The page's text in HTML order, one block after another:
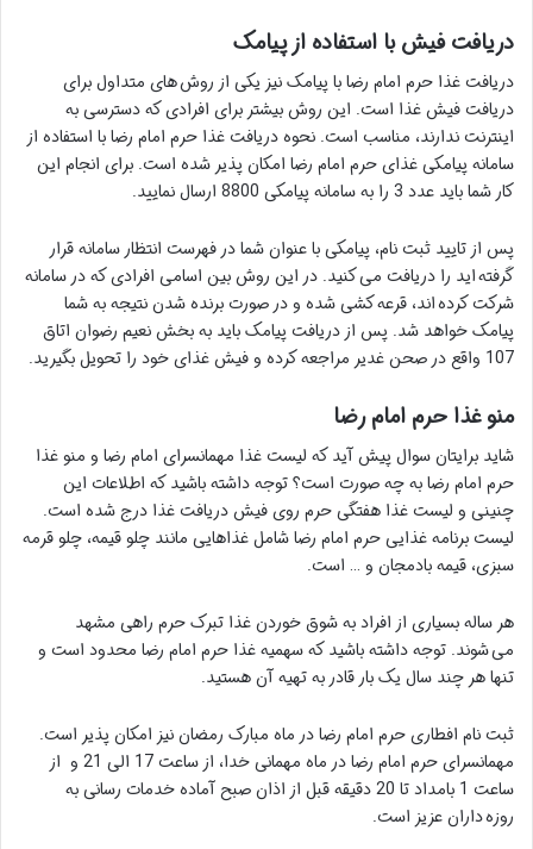
دریافت فیش با استفاده از پیامک
دریافت غذا حرم امام رضا با پیامک نیز یکی از روش های متداول برای
دریافت فیش غذا است. این روش بیشتر برای افرادی که دسترسی به
اینترنت ندارند، مناسب است. نحوه دریافت غذا حرم امام رضا با استفاده از
سامانه پیامکی غذای حرم امام رضا امکان پذیر شده است. برای انجام این
کار شما باید عدد 3 را به سامانه پیامکی 8800 ارسال نمایید.
پس از تایید ثبت نام، پیامکی با عنوان شما در فهرست انتظار سامانه قرار
گرفته اید را دریافت می کنید. در این روش بین اسامی افرادی که در سامانه
شرکت کرده اند، قرعه کشی شده و در صورت برنده شدن نتیجه به شما
پیامک خواهد شد. پس از دریافت پیامک باید به بخش نعیم رضوان اتاق
107 واقع در صحن غدیر مراجعه کرده و فیش غذای خود را تحویل بگیرید.
منو غذا حرم امام رضا
شاید برایتان سوال پیش آید که لیست غذا مهمانسرای امام رضا و منو غذا
حرم امام رضا به چه صورت است؟ توجه داشته باشید که اطلاعات این
چنینی و لیست غذا هفتگی حرم روی فیش دریافت غذا درج شده است.
لیست برنامه غذایی حرم امام رضا شامل غذاهایی مانند چلو قیمه، چلو قرمه
سبزی، قیمه بادمجان و … است.
هر ساله بسیاری از افراد به شوق خوردن غذا تبرک حرم راهی مشهد
می شوند. توجه داشته باشید که سهمیه غذا حرم امام رضا محدود است و
تنها هر چند سال یک بار قادر به تهیه آن هستید.
ثبت نام افطاری حرم امام رضا در ماه مبارک رمضان نیز امکان پذیر است.
مهمانسرای حرم امام رضا در ماه مهمانی خدا، از ساعت 17 الی 21 و از
ساعت 1 بامداد تا 20 دقیقه قبل از اذان صبح آماده خدمات رسانی به
روزه داران عزیز است.